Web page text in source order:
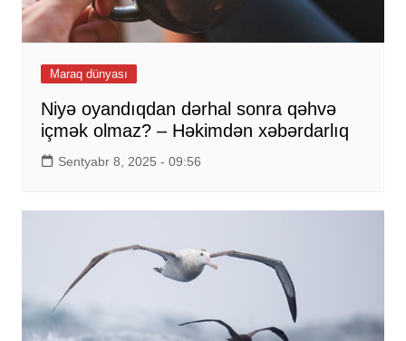
Maraq dünyası
Niyə oyandıqdan dərhal sonra qəhvə
içmək olmaz? – Həkimdən xəbərdarlıq
Sentyabr 8, 2025 - 09:56